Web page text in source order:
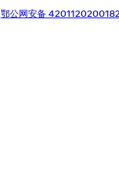
鄂公网安备